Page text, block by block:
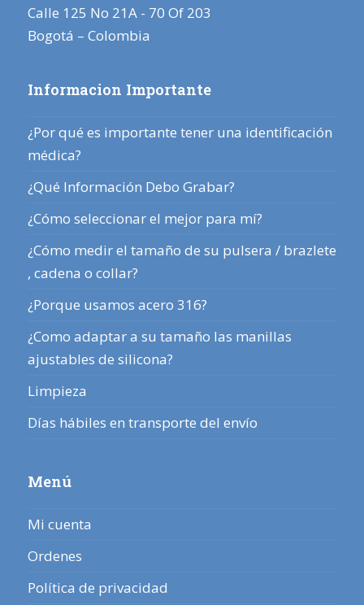
Calle 125 No 21A - 70 Of 203
Bogotá – Colombia
Informacion Importante
¿Por qué es importante tener una identificación
médica?
¿Qué Información Debo Grabar?
¿Cómo seleccionar el mejor para mí?
¿Cómo medir el tamaño de su pulsera / brazlete
, cadena o collar?
¿Porque usamos acero 316?
¿Como adaptar a su tamaño las manillas
ajustables de silicona?
Limpieza
Días hábiles en transporte del envío
Menú
Mi cuenta
Ordenes
Política de privacidad